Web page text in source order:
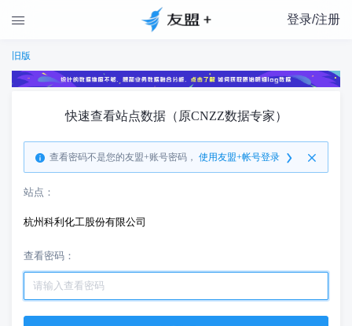
 登录/注册
旧版
快速查看站点数据（原CNZZ数据专家）
查看密码不是您的友盟+账号密码， 使用友盟+帐号登录
站点：
杭州科利化工股份有限公司
查看密码：